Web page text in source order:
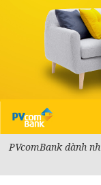
PVcomBank dành